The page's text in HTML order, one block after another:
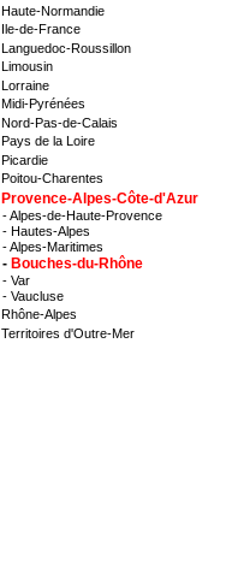
Haute-Normandie
Ile-de-France
Languedoc-Roussillon
Limousin
Lorraine
Midi-Pyrénées
Nord-Pas-de-Calais
Pays de la Loire
Picardie
Poitou-Charentes
Provence-Alpes-Côte-d'Azur
-Alpes-de-Haute-Provence
- Hautes-Alpes
-Alpes-Maritimes
- Bouches-du-Rhône
- Var
- Vaucluse
Rhône-Alpes
Territoires d'Outre-Mer